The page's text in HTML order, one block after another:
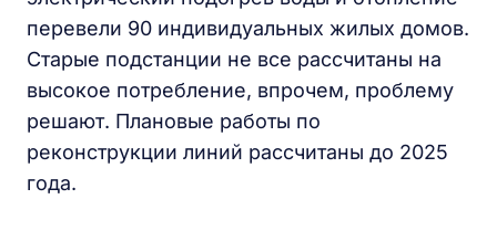
перевели 90 индивидуальных жилых домов.
Старые подстанции не все рассчитаны на
высокое потребление, впрочем, проблему
решают. Плановые работы по
реконструкции линий рассчитаны до 2025
года.